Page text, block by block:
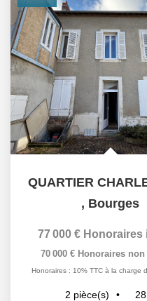
, Bourges
77 000 € Honoraires
70 000 € Honoraires
Honoraires : 10% TTC à la charge
2 pièce(s) 28